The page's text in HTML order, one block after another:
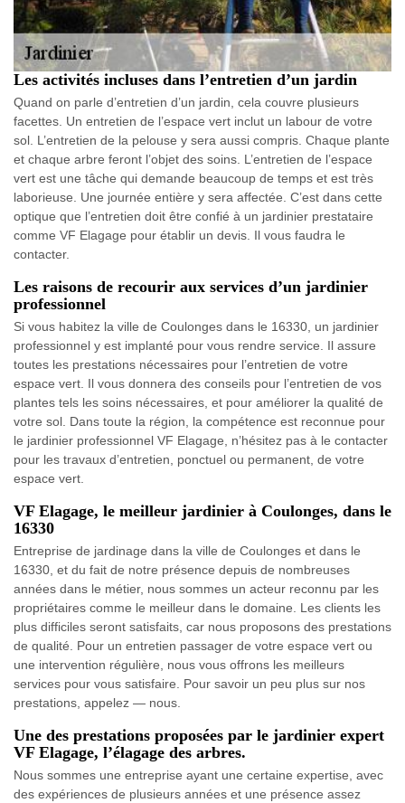
Les activités incluses dans l’entretien d’un jardin
Quand on parle d’entretien d’un jardin, cela couvre plusieurs
facettes. Un entretien de l’espace vert inclut un labour de votre
sol. L’entretien de la pelouse y sera aussi compris. Chaque plante
et chaque arbre feront l’objet des soins. L’entretien de l’espace
vert est une tâche qui demande beaucoup de temps et est très
laborieuse. Une journée entière y sera affectée. C’est dans cette
optique que l’entretien doit être confié à un jardinier prestataire
comme VF Elagage pour établir un devis. Il vous faudra le
contacter.
Les raisons de recourir aux services d’un jardinier
professionnel
Si vous habitez la ville de Coulonges dans le 16330, un jardinier
professionnel y est implanté pour vous rendre service. Il assure
toutes les prestations nécessaires pour l’entretien de votre
espace vert. Il vous donnera des conseils pour l’entretien de vos
plantes tels les soins nécessaires, et pour améliorer la qualité de
votre sol. Dans toute la région, la compétence est reconnue pour
le jardinier professionnel VF Elagage, n’hésitez pas à le contacter
pour les travaux d’entretien, ponctuel ou permanent, de votre
espace vert.
VF Elagage, le meilleur jardinier à Coulonges, dans le
16330
Entreprise de jardinage dans la ville de Coulonges et dans le
16330, et du fait de notre présence depuis de nombreuses
années dans le métier, nous sommes un acteur reconnu par les
propriétaires comme le meilleur dans le domaine. Les clients les
plus difficiles seront satisfaits, car nous proposons des prestations
de qualité. Pour un entretien passager de votre espace vert ou
une intervention régulière, nous vous offrons les meilleurs
services pour vous satisfaire. Pour savoir un peu plus sur nos
prestations, appelez — nous.
Une des prestations proposées par le jardinier expert
VF Elagage, l’élagage des arbres.
Nous sommes une entreprise ayant une certaine expertise, avec
des expériences de plusieurs années et une présence assez